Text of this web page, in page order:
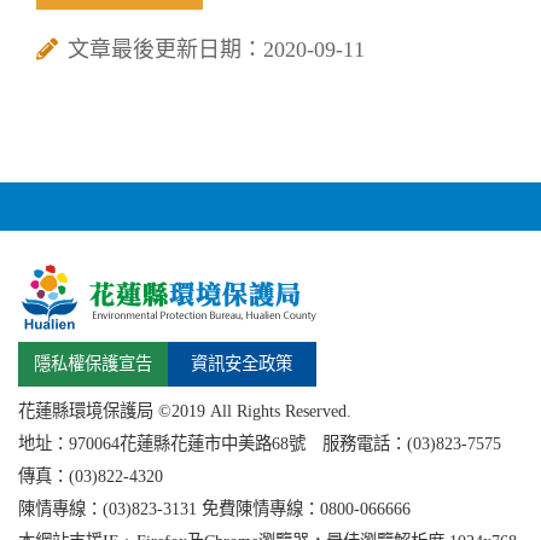
文章最後更新日期：2020-09-11
隱私權保護宣告 資訊安全政策
花蓮縣環境保護局 ©2019 All Rights Reserved.
地址： 970064花蓮縣花蓮市中美路68號 服務電話：(03)823-7575
傳真：(03)822-4320
陳情專線：(03)823-3131 免費陳情專線：0800-066666